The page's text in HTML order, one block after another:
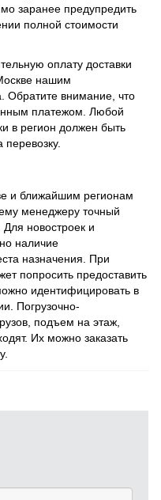
заранее предупредить
полной стоимости
оплату доставки
нашим
Обратите внимание, что
платежом. Любой
в регион должен быть
и ближайшим регионам
менеджеру точный
Для новостроек и
наличие
назначения. При
попросить предоставить
идентифицировать в
Погрузочно-
подъем на этаж,
Их можно заказать